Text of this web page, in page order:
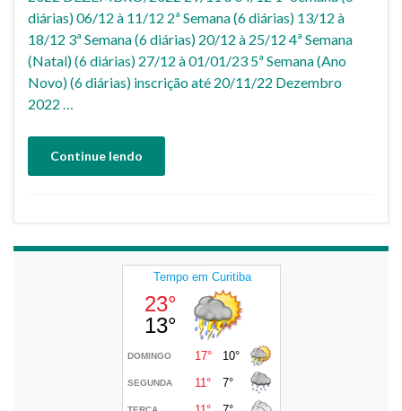
diárias) 06/12 à 11/12 2ª Semana (6 diárias) 13/12 à
18/12 3ª Semana (6 diárias) 20/12 à 25/12 4ª Semana
(Natal) (6 diárias) 27/12 à 01/01/23 5ª Semana (Ano
Novo) (6 diárias) inscrição até 20/11/22 Dezembro
2022 …
Continue lendo